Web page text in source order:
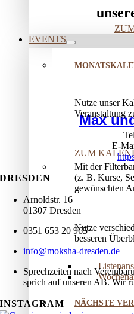
EVENTS
Nutze unser
Veranstaltung
ZUM
Mit der
(z. B. Kurse,
gewünschten
Nutze
besseren
NÄCHSTE
Max
E-
DRESDEN
Arnoldstr. 16
01307 Dresden
0351 653 20 965
info@moksha-dresden.de
Sprechzeiten nach
sprich auf unseren AB. Wir
INSTAGRAM